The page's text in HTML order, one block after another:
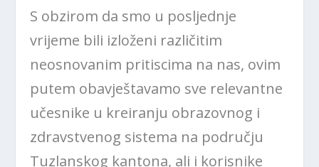
S obzirom da smo u posljednje
vrijeme bili izloženi različitim
neosnovanim pritiscima na nas, ovim
putem obavještavamo sve relevantne
učesnike u kreiranju obrazovnog i
zdravstvenog sistema na području
Tuzlanskog kantona, ali i korisnike